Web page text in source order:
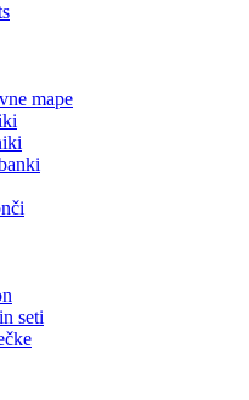
mape
seti